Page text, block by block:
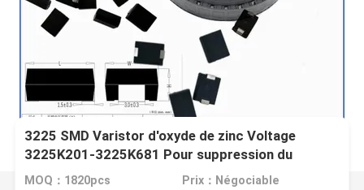
3225 SMD Varistor d'oxyde de zinc Voltage
3225K201-3225K681 Pour suppression du
courant de surtension
MOQ：1820pcs Prix：Négociable